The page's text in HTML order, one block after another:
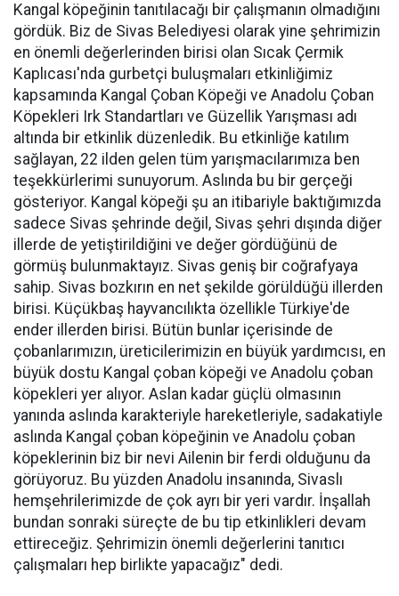
Kangal köpeğinin tanıtılacağı bir çalışmanın olmadığını
gördük. Biz de Sivas Belediyesi olarak yine şehrimizin
en önemli değerlerinden birisi olan Sıcak Çermik
Kaplıcası'nda gurbetçi buluşmaları etkinliğimiz
kapsamında Kangal Çoban Köpeği ve Anadolu Çoban
Köpekleri Irk Standartları ve Güzellik Yarışması adı
altında bir etkinlik düzenledik. Bu etkinliğe katılım
sağlayan, 22 ilden gelen tüm yarışmacılarımıza ben
teşekkürlerimi sunuyorum. Aslında bu bir gerçeği
gösteriyor. Kangal köpeği şu an itibariyle baktığımızda
sadece Sivas şehrinde değil, Sivas şehri dışında diğer
illerde de yetiştirildiğini ve değer gördüğünü de
görmüş bulunmaktayız. Sivas geniş bir coğrafyaya
sahip. Sivas bozkırın en net şekilde görüldüğü illerden
birisi. Küçükbaş hayvancılıkta özellikle Türkiye'de
ender illerden birisi. Bütün bunlar içerisinde de
çobanlarımızın, üreticilerimizin en büyük yardımcısı, en
büyük dostu Kangal çoban köpeği ve Anadolu çoban
köpekleri yer alıyor. Aslan kadar güçlü olmasının
yanında aslında karakteriyle hareketleriyle, sadakatiyle
aslında Kangal çoban köpeğinin ve Anadolu çoban
köpeklerinin biz bir nevi Ailenin bir ferdi olduğunu da
görüyoruz. Bu yüzden Anadolu insanında, Sivaslı
hemşehrilerimizde de çok ayrı bir yeri vardır. İnşallah
bundan sonraki süreçte de bu tip etkinlikleri devam
ettireceğiz. Şehrimizin önemli değerlerini tanıtıcı
çalışmaları hep birlikte yapacağız" dedi.